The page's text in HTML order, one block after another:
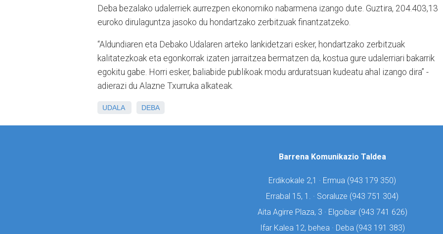
Deba bezalako udalerriek aurrezpen ekonomiko nabarmena izango dute. Guztira, 204.403,13
euroko dirulaguntza jasoko du hondartzako zerbitzuak finantzatzeko.
“Aldundiaren eta Debako Udalaren arteko lankidetzari esker, hondartzako zerbitzuak
kalitatezkoak eta egonkorrak izaten jarraitzea bermatzen da, kostua gure udalerriari bakarrik
egokitu gabe. Horri esker, baliabide publikoak modu arduratsuan kudeatu ahal izango dira” -
adierazi du Alazne Txurruka alkateak.
UDALA DEBA
Barrena Komunikazio Taldea
Erdikokale 2,1 · Ermua (943 179 350)
Errabal 15, 1. · Soraluze (943 751 304)
Aita Agirre Plaza, 3 · Elgoibar (943 741 626)
Ifar Kalea 12, behea · Deba (943 191 383)